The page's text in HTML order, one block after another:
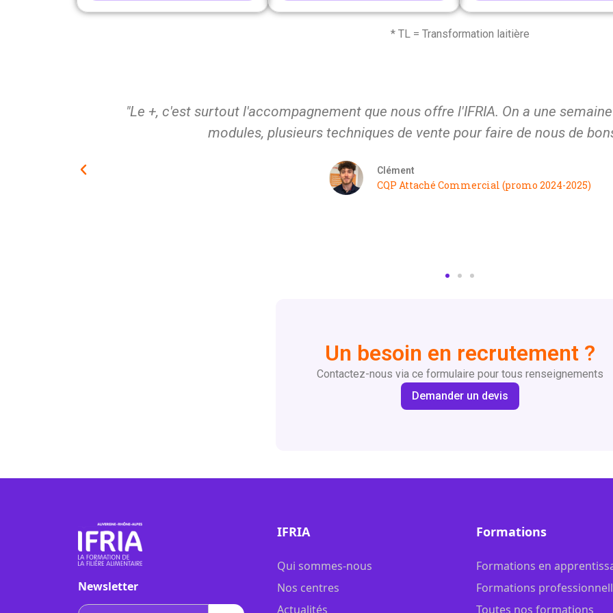
* TL = Transformation laitière
"Les avantages, pour moi-même ça a été de sortir de ma zone de confort,
production et puis surtout de faire communiquer mon savoir à mes N-1
CQP Chef d'équipe - Tradival
Un besoin en recrutement ?
Contactez-nous via ce formulaire pour tous renseignements
Demander un devis
Newsletter
IFRIA
Qui sommes-nous
Nos centres
Actualités
Formations
Formations en
Formations
Toutes nos formations